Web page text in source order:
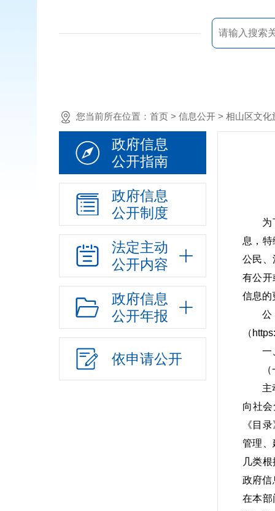
您当前所在位置： 首页 > 信息公开 > 相山区文
政府信息
公开指南
政府信息
公开制度
法定主动
公开内容
政府信息
公开年报
依申请公开
为
息，
公民、
有公开
信息的
（
一
主
向社
《目
管理、
几类
政府信
在本部